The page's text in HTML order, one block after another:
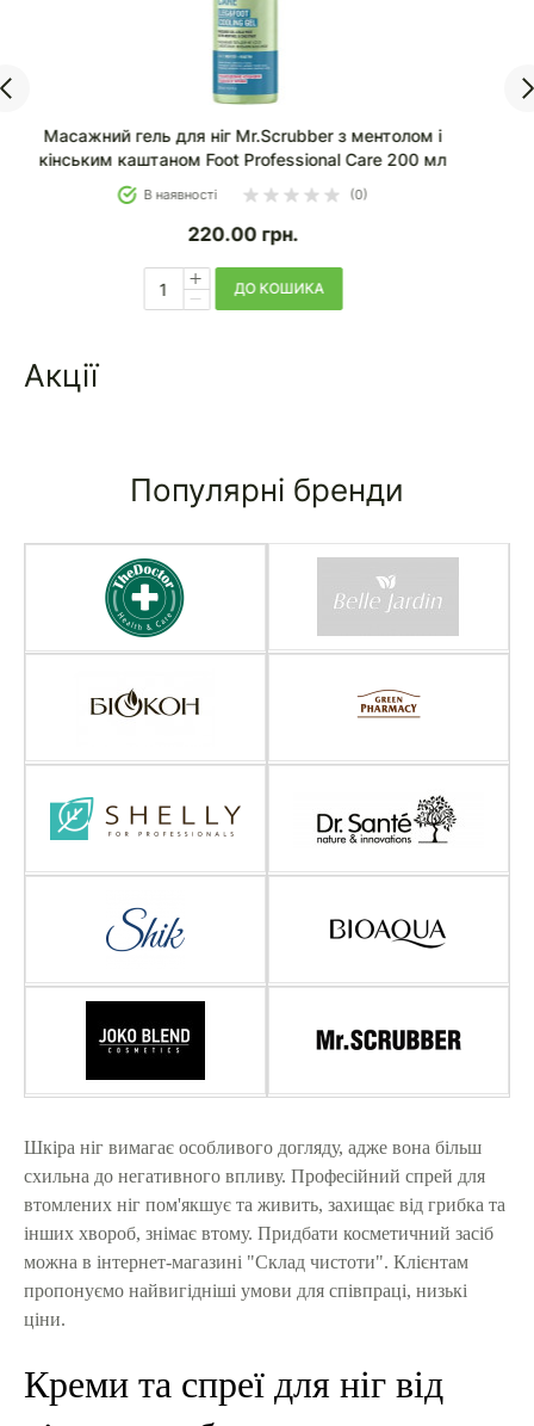
Зволожувальний крем для стоп Mr.Scrubber від
загрубілої шкіри Foot Professional Care 115 мл
В наявності
160.00 грн.
ДО КОШИКА
Акції
Популярні бренди
Шкіра ніг вимагає особливого догляду, адже вона більш
схильна до негативного впливу. Професійний спрей для
втомлених ніг пом'якшує та живить, захищає від грибка та
інших хвороб, знімає втому. Придбати косметичний засіб
можна в інтернет-магазині "Склад чистоти". Клієнтам
пропонуємо найвигідніші умови для співпраці, низькі
ціни.
Креми та спреї для ніг від